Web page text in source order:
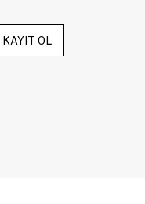
KAYIT OL